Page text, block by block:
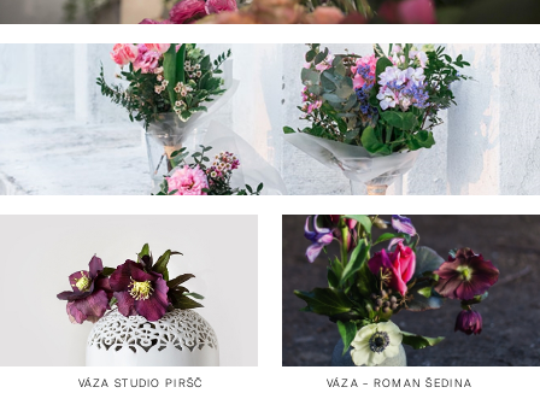
VÁZA STUDIO PIRŠČ VÁZA – ROMAN ŠEDINA